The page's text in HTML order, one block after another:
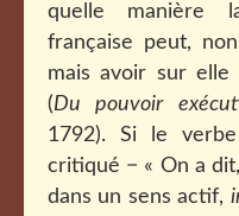
quelle manière
française peut,
mais avoir sur
(Du pouvoir
1792). Si le
critiqué − « On a
dans un sens actif,